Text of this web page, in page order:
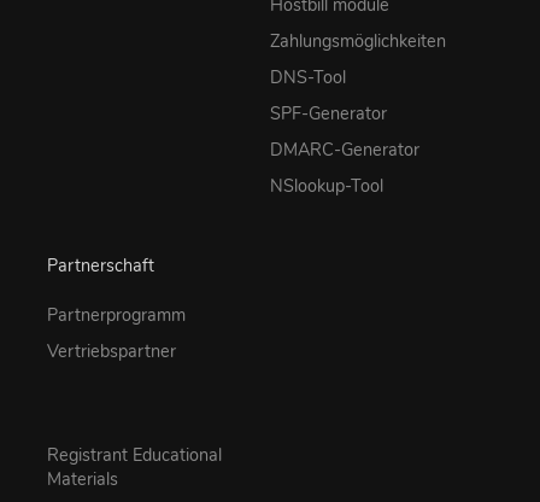
Zahlungsmöglichkeiten
DNS-Tool
SPF-Generator
DMARC-Generator
NSlookup-Tool
Partnerschaft
Partnerprogramm
Vertriebspartner
Registrant Educational
Materials